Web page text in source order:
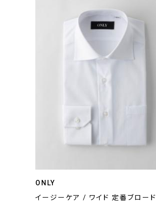
ONLY
イージーケア / ワイド 定番ブロード